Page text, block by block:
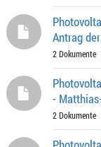
Antrag
2 Dokumente
-
2 Dokumente